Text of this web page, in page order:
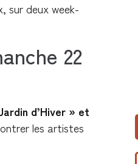
sur deux week-
22
d’Hiver » et
les artistes